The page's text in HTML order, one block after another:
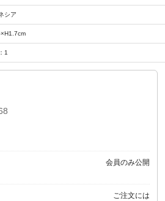
シア
1
会員のみ公開
ご注文には